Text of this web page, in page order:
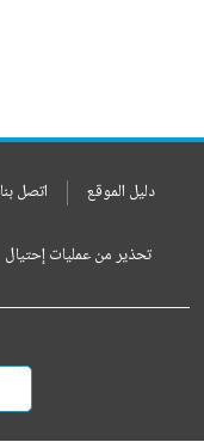
دليل الموقع اتصل بنا
تحذير من عمليات إحتيال